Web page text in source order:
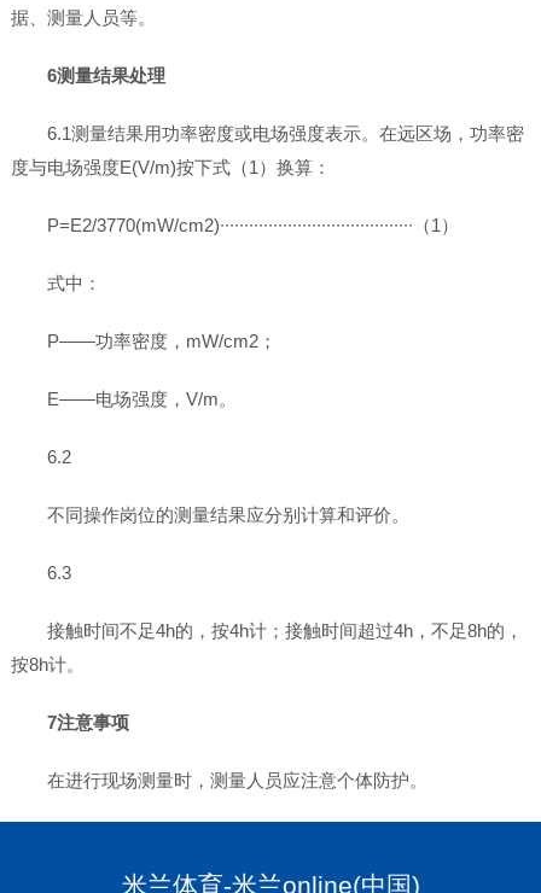
据、测量人员等。
6测量结果处理
6.1测量结果用功率密度或电场强度表示。在远区场，功率密
度与电场强度E(V/m)按下式（1）换算：
P=E2/3770(mW/cm2)∙∙∙∙∙∙∙∙∙∙∙∙∙∙∙∙∙∙∙∙∙∙∙∙∙∙∙∙∙∙∙∙∙∙∙∙∙∙∙∙（1）
式中：
P——功率密度，mW/cm2；
E——电场强度，V/m。
6.2
不同操作岗位的测量结果应分别计算和评价。
6.3
接触时间不足4h的，按4h计；接触时间超过4h，不足8h的，
按8h计。
7注意事项
在进行现场测量时，测量人员应注意个体防护。
米兰体育-米兰online(中国)